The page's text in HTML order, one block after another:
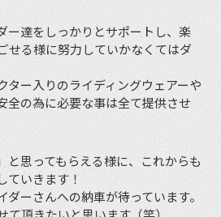
ー達をしっかりとサポートし、楽
せる様に努力していかなくてはダ
ター入りのライディングウェアーや
全の為に必要な事は全て提供させ
と思ってもらえる様に、これからも
ていきます！
ーさんへの納車が待っています。